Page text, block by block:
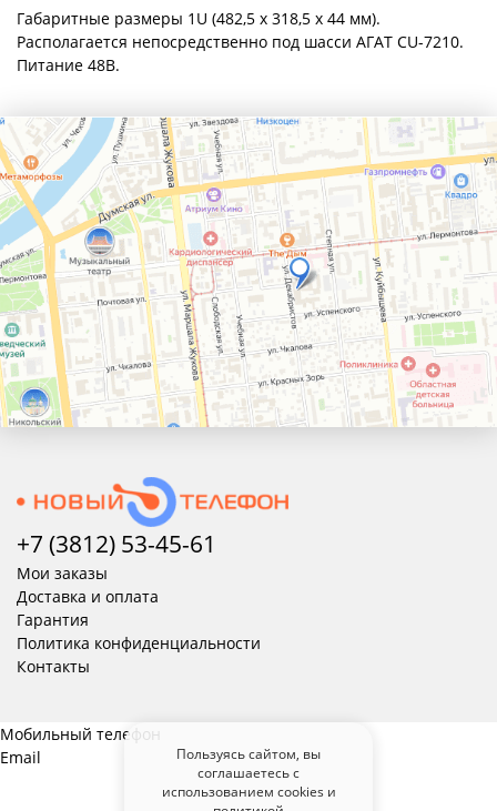
Габаритные размеры 1U (482,5 х 318,5 х 44 мм).
Располагается непосредственно под шасси АГАТ CU-7210.
Питание 48В.
+7 (3812) 53-45-61
Мои заказы
Доставка и оплата
Гарантия
Политика конфиденциальности
Контакты
Пользуясь сайтом, вы
соглашаетесь с
использованием cookies и
Мобильный телефон
Email